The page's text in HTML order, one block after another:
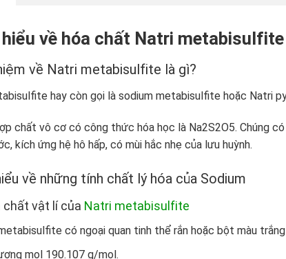
về hóa chất Natri metabisulfite
về Natri metabisulfite là gì?
hay còn gọi là sodium metabisulfite hoặc Natri
chất vô cơ có công thức hóa học là Na2S2O5. Chúng
kích ứng hệ hô hấp, có mùi hắc nhẹ của lưu huỳnh.
về những tính chất lý hóa của Sodium
chất vật lí của Natri metabisulfite
có ngoại quan tinh thể rắn hoặc bột màu
mol 190.107 g/mol.